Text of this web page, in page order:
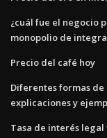
¿cuál fue el negocio
monopolio de
Precio del café hoy
Diferentes formas
explicaciones y
Tasa de interés